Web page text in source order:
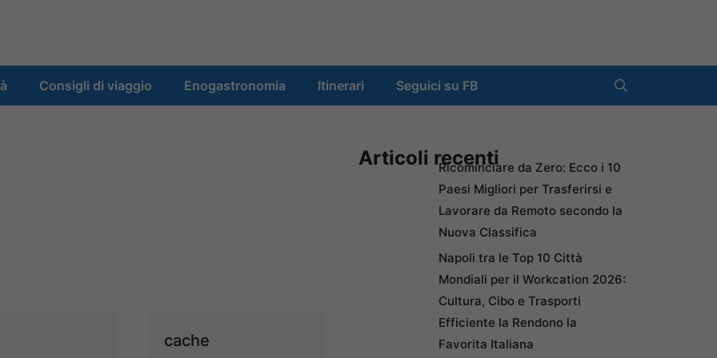
Consigli di viaggio Enogastronomia Itinerari Seguici su FB
cache
Articoli recentiRicominciare da Zero: Ecco i 10
Paesi Migliori per Trasferirsi e
Lavorare da Remoto secondo la
Nuova Classifica
Napoli tra le Top 10 Città
Mondiali per il Workcation 2026:
Cultura, Cibo e Trasporti
Efficiente la Rendono la
Favorita Italiana